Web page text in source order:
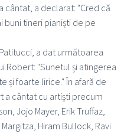
cântat, a declarat: "Cred că
buni tineri pianiști de pe
a dat următoarea
Robert: "Sunetul și atingerea
și foarte lirice." În afară de
a cântat cu artiști precum
Jojo Mayer, Erik Truffaz,
Hiram Bullock, Ravi